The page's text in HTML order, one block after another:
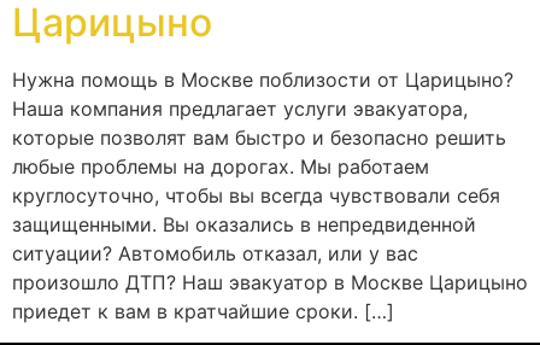
Царицыно
Нужна помощь в Москве поблизости от Царицыно?
Наша компания предлагает услуги эвакуатора,
которые позволят вам быстро и безопасно решить
любые проблемы на дорогах. Мы работаем
круглосуточно, чтобы вы всегда чувствовали себя
защищенными. Вы оказались в непредвиденной
ситуации? Автомобиль отказал, или у вас
произошло ДТП? Наш эвакуатор в Москве Царицыно
приедет к вам в кратчайшие сроки. […]